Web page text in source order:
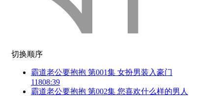
切换顺序
霸道老公要抱抱 第001集 女扮男装入豪门
11808:39
霸道老公要抱抱 第002集 您喜欢什么样的男人